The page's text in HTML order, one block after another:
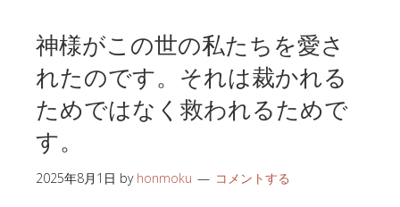
神様がこの世の私たちを愛さ
れたのです。それは裁かれる
ためではなく救われるためで
す。
2025年8月1日 by honmoku コメントする